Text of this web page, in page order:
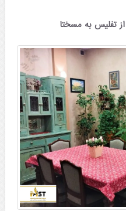
تفلیس به مسختا